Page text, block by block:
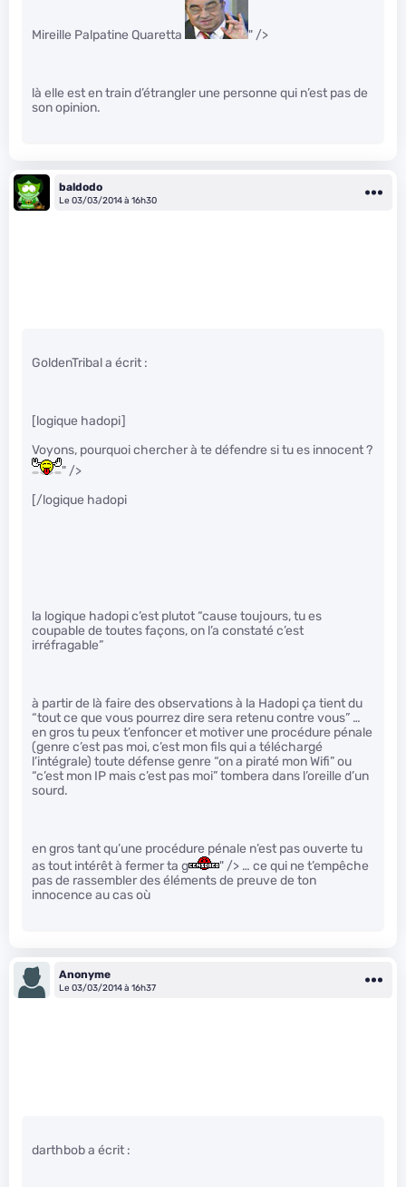
Mireille Palpatine Quaretta " />
là elle est en train d’étrangler une personne qui n’est pas de
son opinion.
baldodo
Le 03/03/2014 à 16h30
GoldenTribal a écrit :
[logique hadopi]
Voyons, pourquoi chercher à te défendre si tu es innocent ?
" />
[/logique hadopi
la logique hadopi c’est plutot “cause toujours, tu es
coupable de toutes façons, on l’a constaté c’est
irréfragable”
à partir de là faire des observations à la Hadopi ça tient du
“tout ce que vous pourrez dire sera retenu contre vous” …
en gros tu peux t’enfoncer et motiver une procédure pénale
(genre c’est pas moi, c’est mon fils qui a téléchargé
l’intégrale) toute défense genre “on a piraté mon Wifi” ou
“c’est mon IP mais c’est pas moi” tombera dans l’oreille d’un
sourd.
en gros tant qu’une procédure pénale n’est pas ouverte tu
as tout intérêt à fermer ta g
" /> … ce qui ne t’empêche
pas de rassembler des éléments de preuve de ton
innocence au cas où
Anonyme
Le 03/03/2014 à 16h37
darthbob a écrit :